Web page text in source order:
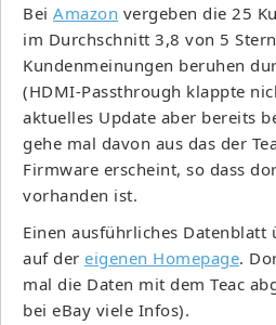
Bei Amazon vergeben die 25
im Durchschnitt 3,8 von 5
Kundenmeinungen beruhen
(HDMI-Passthrough klappte
aktuelles Update aber bereits
gehe mal davon aus das der
Firmware erscheint, so dass
vorhanden ist.
Einen ausführliches Datenblatt
auf der eigenen Homepage.
mal die Daten mit dem Teac
bei eBay viele Infos).